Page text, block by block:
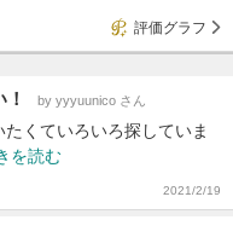
評価グラフ
by yyyuunico さん
くていろいろ探していま
を読む
2021/2/19